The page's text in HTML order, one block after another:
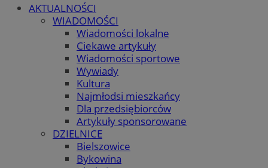
AKTUALNOŚCI
WIADOMOŚCI
Wiadomości lokalne
Ciekawe artykuły
Wiadomości sportowe
Wywiady
Kultura
Najmłodsi mieszkańcy
Dla przedsiębiorców
Artykuły sponsorowane
DZIELNICE
Bielszowice
Bykowina